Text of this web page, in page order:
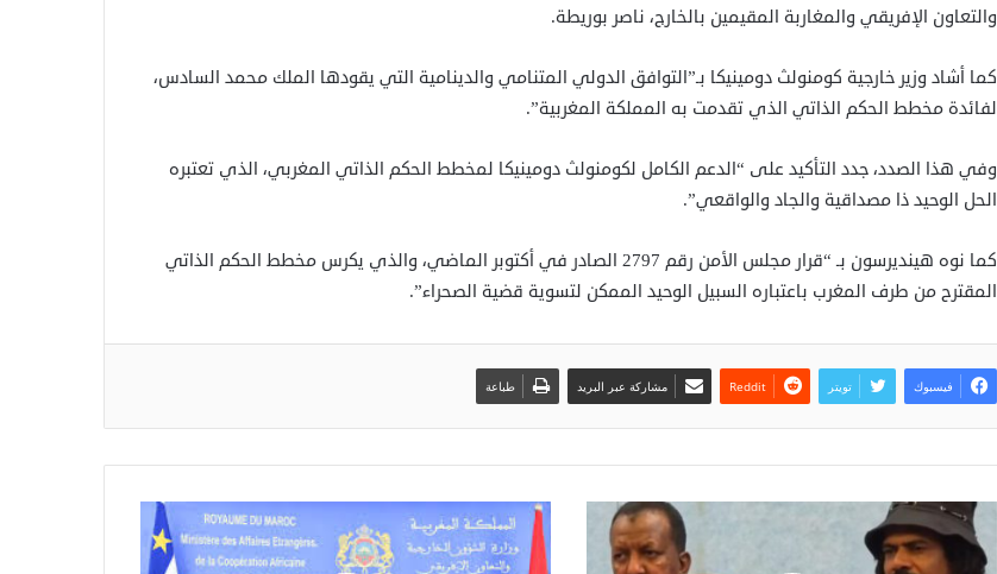
والتعاون الإفريقي والمغاربة المقيمين بالخارج، ناصر بوريطة.
كما أشاد وزير خارجية كومنولث دومينيكا بـ”التوافق الدولي المتنامي والدينامية التي يقودها الملك محمد السادس،
لفائدة مخطط الحكم الذاتي الذي تقدمت به المملكة المغربية”.
وفي هذا الصدد، جدد التأكيد على “الدعم الكامل لكومنولث دومينيكا لمخطط الحكم الذاتي المغربي، الذي تعتبره
الحل الوحيد ذا مصداقية والجاد والواقعي”.
كما نوه هينديرسون بـ “قرار مجلس الأمن رقم 2797 الصادر في أكتوبر الماضي، والذي يكرس مخطط الحكم الذاتي
المقترح من طرف المغرب باعتباره السبيل الوحيد الممكن لتسوية قضية الصحراء”.
فيسبوك تويتر مشاركة عبر البريد طباعة